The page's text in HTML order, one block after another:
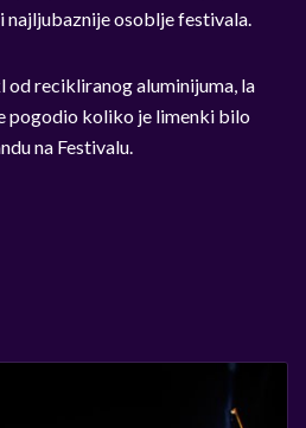
najljubaznije osoblje festivala.
od recikliranog aluminijuma, la
pogodio koliko je limenki bilo
na Festivalu.